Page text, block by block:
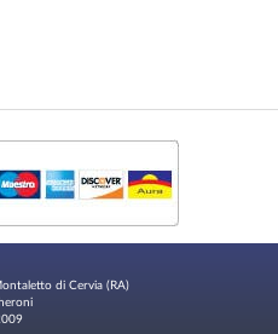
di Cervia (RA)